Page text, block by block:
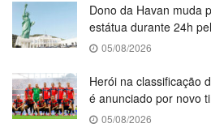
Dono da Havan muda
estátua durante 24h
05/08/2026
Herói na classificação
é anunciado por novo
05/08/2026